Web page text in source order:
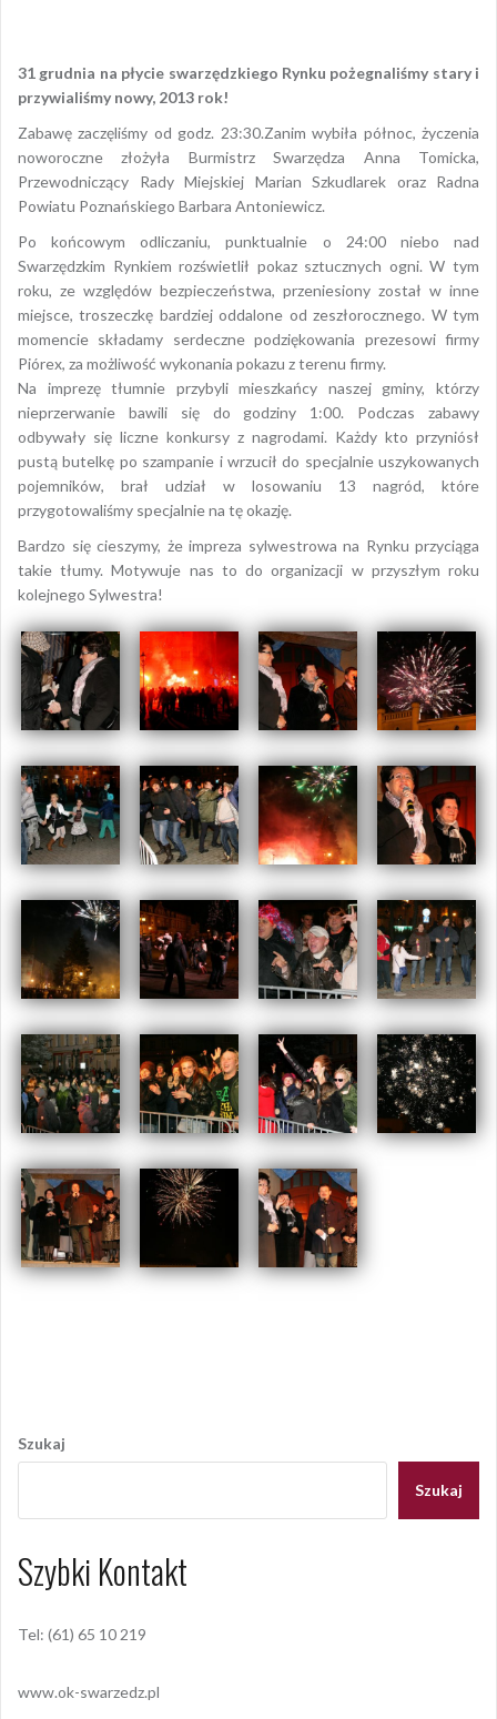
31 grudnia na płycie swarzędzkiego Rynku pożegnaliśmy stary i
przywialiśmy nowy, 2013 rok!
Zabawę zaczęliśmy od godz. 23:30.Zanim wybiła północ, życzenia
noworoczne złożyła Burmistrz Swarzędza Anna Tomicka,
Przewodniczący Rady Miejskiej Marian Szkudlarek oraz Radna
Powiatu Poznańskiego Barbara Antoniewicz.
Po końcowym odliczaniu, punktualnie o 24:00 niebo nad
Swarzędzkim Rynkiem rozświetlił pokaz sztucznych ogni. W tym
roku, ze względów bezpieczeństwa, przeniesiony został w inne
miejsce, troszeczkę bardziej oddalone od zeszłorocznego. W tym
momencie składamy serdeczne podziękowania prezesowi firmy
Piórex, za możliwość wykonania pokazu z terenu firmy.
Na imprezę tłumnie przybyli mieszkańcy naszej gminy, którzy
nieprzerwanie bawili się do godziny 1:00. Podczas zabawy
odbywały się liczne konkursy z nagrodami. Każdy kto przyniósł
pustą butelkę po szampanie i wrzucił do specjalnie uszykowanych
pojemników, brał udział w losowaniu 13 nagród, które
przygotowaliśmy specjalnie na tę okazję.
Bardzo się cieszymy, że impreza sylwestrowa na Rynku przyciąga
takie tłumy. Motywuje nas to do organizacji w przyszłym roku
kolejnego Sylwestra!
wpisu
Szukaj
Szukaj
Szybki Kontakt
Tel: (61) 65 10 219
www.ok-swarzedz.pl